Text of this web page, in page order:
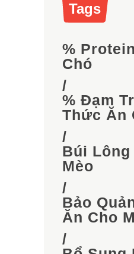
Tags
%
Chó
/
% Đạm
Thức Ăn
/
Búi Lông
Mèo
/
Bảo
Ăn Cho
/